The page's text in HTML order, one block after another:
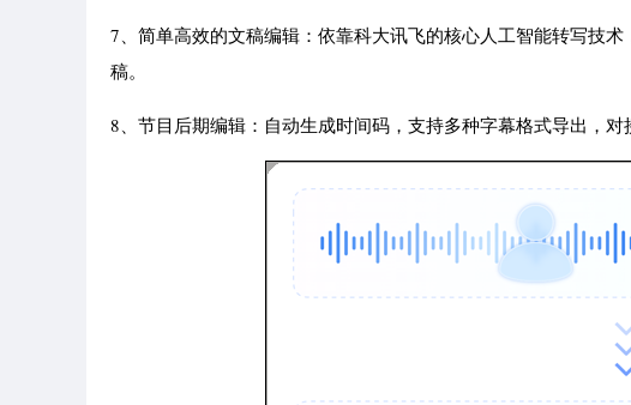
7、简单高效的文稿编辑：依靠科大讯飞的核心人工智能转写技
稿。
8、节目后期编辑：自动生成时间码，支持多种字幕格式导出，对